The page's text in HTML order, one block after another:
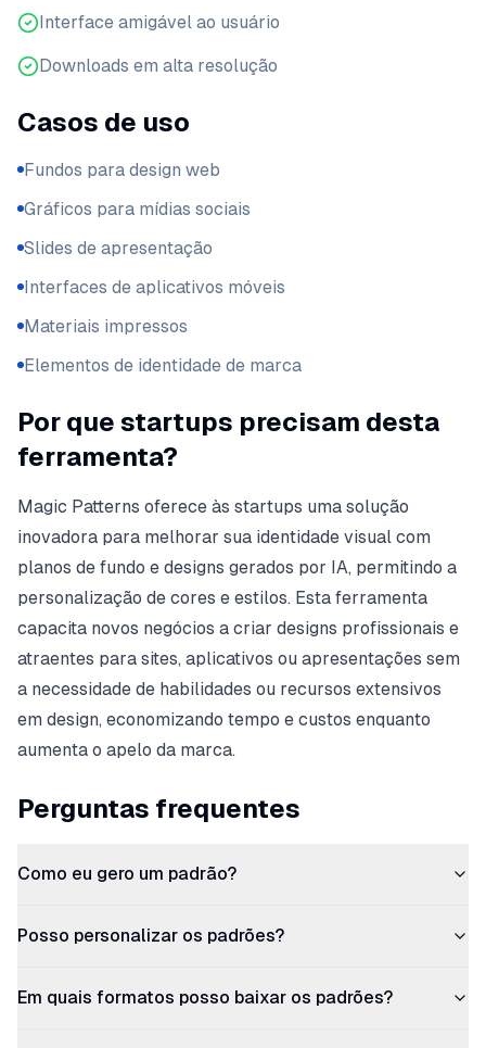
Interface amigável ao usuário
Downloads em alta resolução
Casos de uso
Fundos para design web
Gráficos para mídias sociais
Slides de apresentação
Interfaces de aplicativos móveis
Materiais impressos
Elementos de identidade de marca
Por que startups precisam desta
ferramenta?
Magic Patterns oferece às startups uma solução
inovadora para melhorar sua identidade visual com
planos de fundo e designs gerados por IA, permitindo a
personalização de cores e estilos. Esta ferramenta
capacita novos negócios a criar designs profissionais e
atraentes para sites, aplicativos ou apresentações sem
a necessidade de habilidades ou recursos extensivos
em design, economizando tempo e custos enquanto
aumenta o apelo da marca.
Perguntas frequentes
Como eu gero um padrão?
Posso personalizar os padrões?
Em quais formatos posso baixar os padrões?